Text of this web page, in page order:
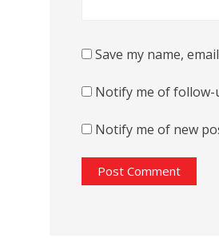
Save my name,
Notify me of follow-
Notify me of new